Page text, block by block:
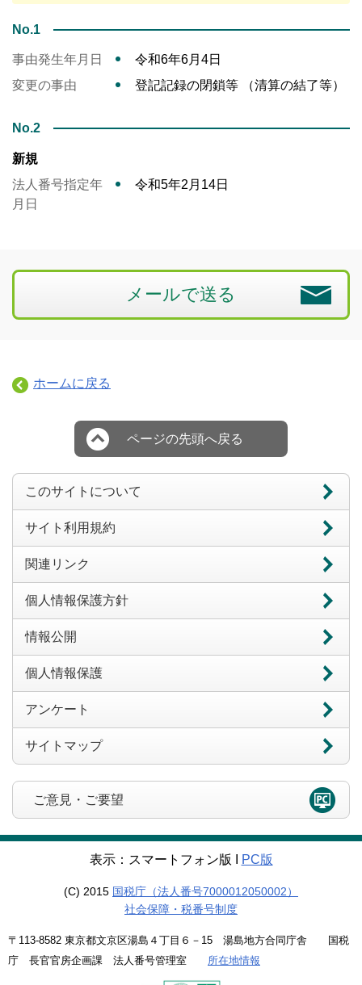
No.1
事由発生年月日
令和6年6月4日
変更の事由
登記記録の閉鎖等 （清算の結了等）
No.2
新規
法人番号指定年
月日
令和5年2月14日
メールで送る
ホームに戻る
ページの先頭へ戻る
このサイトについて
サイト利用規約
関連リンク
個人情報保護方針
情報公開
個人情報保護
アンケート
サイトマップ
ご意見・ご要望
表示：スマートフォン版 Ι PC版
(C) 2015 国税庁（法人番号7000012050002）
社会保障・税番号制度
〒113-8582 東京都文京区湯島４丁目６－15 湯島地方合同庁舎 国税
庁 長官官房企画課 法人番号管理室 所在地情報